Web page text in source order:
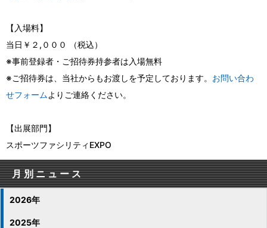
【入場料】
当日￥２,０００ （税込）
※事前登録者・ご招待券持参者は入場無料
※ご招待券は、当社からもお渡しを予定しております。 お問い合わ
せフォームよりご連絡ください。
【出展部門】
スポーツファシリティEXPO
月別ニュース
2026年
2025年